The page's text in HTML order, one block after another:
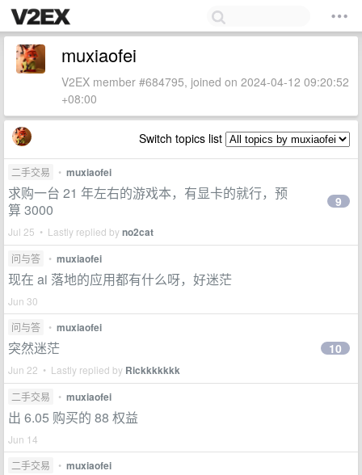
muxiaofei
V2EX member #684795, joined on 2024-04-12 09:20:52
+08:00
Switch topics list
二手交易 • muxiaofei
求购一台 21 年左右的游戏本，有显卡的就行，预
算 3000
Jul 25 • Lastly replied byno2cat
9
问与答 • muxiaofei
现在 ai 落地的应用都有什么呀，好迷茫
Jun 30
问与答
• muxiaofei
突然迷茫
Jun 22 • Lastly replied by Rickkkkkkk
10
二手交易 • muxiaofei
出 6.05 购买的 88 权益
Jun 14
二手交易
• muxiaofei